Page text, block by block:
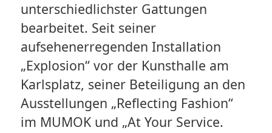
unterschiedlichster Gattungen
bearbeitet. Seit seiner
aufsehenerregenden Installation
„Explosion“ vor der Kunsthalle am
Karlsplatz, seiner Beteiligung an den
Ausstellungen „Reflecting Fashion“
im MUMOK und „At Your Service.